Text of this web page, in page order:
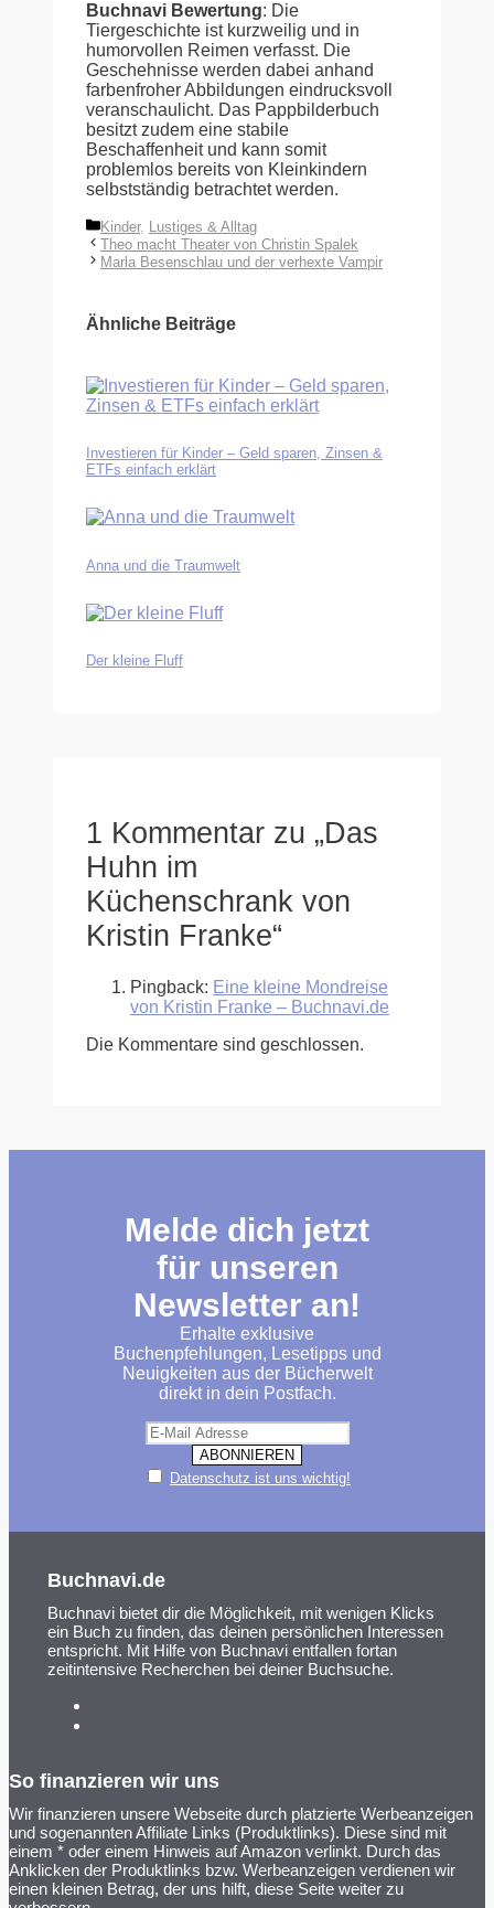
Buchnavi Bewertung: Die
Tiergeschichte ist kurzweilig und in
humorvollen Reimen verfasst. Die
Geschehnisse werden dabei anhand
farbenfroher Abbildungen eindrucksvoll
veranschaulicht. Das Pappbilderbuch
besitzt zudem eine stabile
Beschaffenheit und kann somit
problemlos bereits von Kleinkindern
selbstständig betrachtet werden.
Kategorien
Kinder, Lustiges & Alltag
Theo macht Theater von Christin Spalek
Marla Besenschlau und der verhexte Vampir
Ähnliche Beiträge
Investieren für Kinder – Geld sparen, Zinsen &
ETFs einfach erklärt
Anna und die Traumwelt
Der kleine Fluff
1 Kommentar zu „Das
Huhn im
Küchenschrank von
Kristin Franke“
Pingback: Eine kleine Mondreise
von Kristin Franke – Buchnavi.de
Die Kommentare sind geschlossen.
Melde dich jetzt
für unseren
Newsletter an!
Erhalte exklusive
Buchenpfehlungen, Lesetipps und
Neuigkeiten aus der Bücherwelt
direkt in dein Postfach.
Datenschutz ist uns wichtig!
Buchnavi.de
Buchnavi bietet dir die Möglichkeit, mit wenigen Klicks
ein Buch zu finden, das deinen persönlichen Interessen
entspricht. Mit Hilfe von Buchnavi entfallen fortan
zeitintensive Recherchen bei deiner Buchsuche.
So finanzieren wir uns
Wir finanzieren unsere Webseite durch platzierte Werbeanzeigen
und sogenannten Affiliate Links (Produktlinks). Diese sind mit
einem * oder einem Hinweis auf Amazon verlinkt. Durch das
Anklicken der Produktlinks bzw. Werbeanzeigen verdienen wir
einen kleinen Betrag, der uns hilft, diese Seite weiter zu